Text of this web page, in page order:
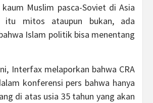
Muslim pasca-Soviet di Asia
itu mitos ataupun bukan, ada
Islam politik bisa menentang
Interfax melaporkan bahwa CRA
konferensi pers bahwa hanya
di atas usia 35 tahun yang akan